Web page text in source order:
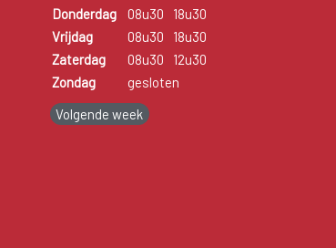
Donderdag
08u30
18u30
Vrijdag
08u30
18u30
Zaterdag
08u30
12u30
Zondag
gesloten
Volgende week